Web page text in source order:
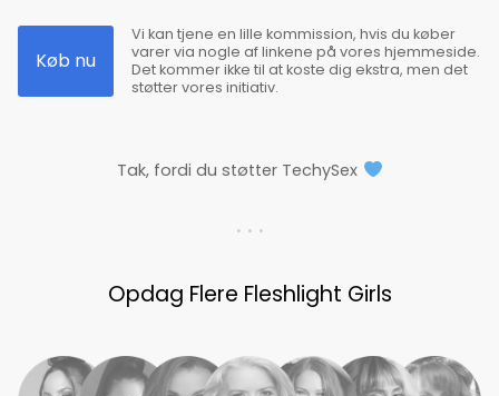
Køb nu
Vi kan tjene en lille kommission, hvis du køber
varer via nogle af linkene på vores hjemmeside.
Det kommer ikke til at koste dig ekstra, men det
støtter vores initiativ.
Tak, fordi du støtter TechySex
. . .
Opdag Flere Fleshlight Girls